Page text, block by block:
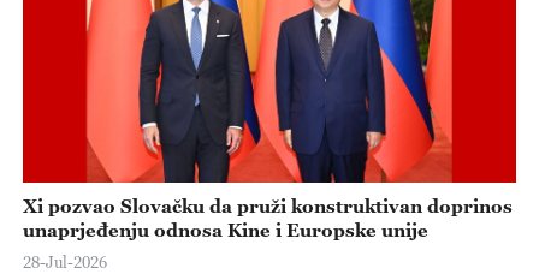
Xi pozvao Slovačku da pruži konstruktivan doprinos
unaprjeđenju odnosa Kine i Europske unije
28-Jul-2026